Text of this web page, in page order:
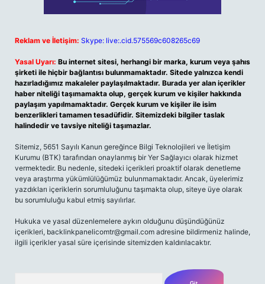
Reklam ve İletişim: Skype: live:.cid.575569c608265c69
Yasal Uyarı: Bu internet sitesi, herhangi bir marka, kurum veya şahıs
şirketi ile hiçbir bağlantısı bulunmamaktadır. Sitede yalnızca kendi
hazırladığımız makaleler paylaşılmaktadır. Burada yer alan içerikler
haber niteliği taşımamakta olup, gerçek kurum ve kişiler hakkında
paylaşım yapılmamaktadır. Gerçek kurum ve kişiler ile isim
benzerlikleri tamamen tesadüfidir. Sitemizdeki bilgiler taslak
halindedir ve tavsiye niteliği taşımazlar.
Sitemiz, 5651 Sayılı Kanun gereğince Bilgi Teknolojileri ve İletişim
Kurumu (BTK) tarafından onaylanmış bir Yer Sağlayıcı olarak hizmet
vermektedir. Bu nedenle, sitedeki içerikleri proaktif olarak denetleme
veya araştırma yükümlülüğümüz bulunmamaktadır. Ancak, üyelerimiz
yazdıkları içeriklerin sorumluluğunu taşımakta olup, siteye üye olarak
bu sorumluluğu kabul etmiş sayılırlar.
Hukuka ve yasal düzenlemelere aykırı olduğunu düşündüğünüz
içerikleri, backlinkpanelicomtr@gmail.com adresine bildirmeniz halinde,
ilgili içerikler yasal süre içerisinde sitemizden kaldırılacaktır.